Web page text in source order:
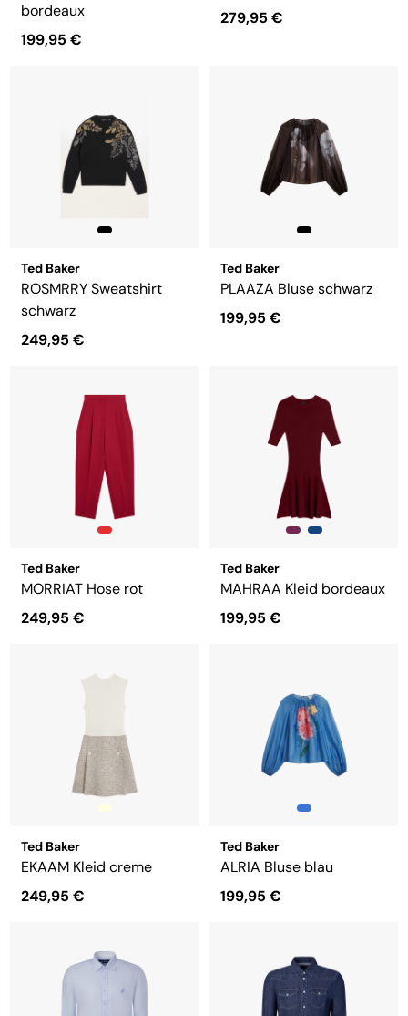
bordeaux
199,95 €
279,95 €
Ted Baker
ROSMRRY Sweatshirt
schwarz
249,95 €
Ted Baker
PLAAZA Bluse schwarz
199,95 €
Ted Baker
MORRIAT Hose rot
249,95 €
Ted Baker
MAHRAA Kleid bordeaux
199,95 €
Ted Baker
EKAAM Kleid creme
249,95 €
Ted Baker
ALRIA Bluse blau
199,95 €